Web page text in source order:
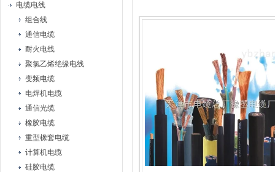
电缆电线
组合线
通信电缆
耐火电线
聚氯乙烯绝缘电线
变频电缆
电焊机电缆
通信光缆
橡胶电缆
重型橡套电缆
计算机电缆
硅胶电缆